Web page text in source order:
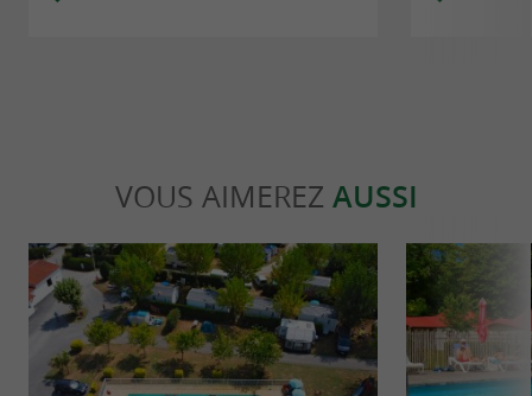
VOUS AIMEREZ AUSSI